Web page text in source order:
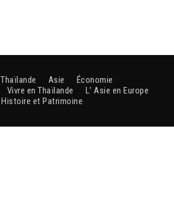
Thaïlande Asie
Économie
Vivre en Thaïlande
L’ Asie en Europe
Histoire et Patrimoine